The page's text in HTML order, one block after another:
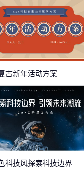
古新年活动方案
科技风探索科技边界